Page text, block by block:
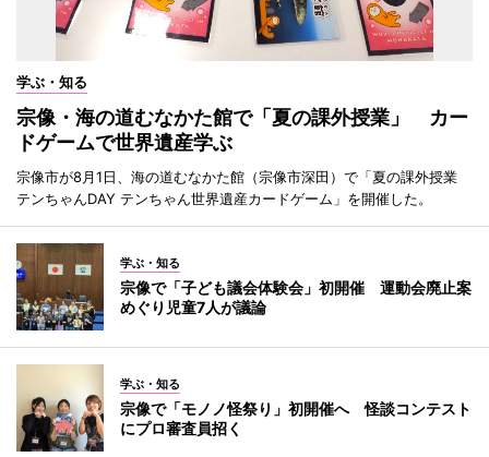
学ぶ・知る
宗像・海の道むなかた館で「夏の課外授業」 カー
ドゲームで世界遺産学ぶ
宗像市が8月1日、海の道むなかた館（宗像市深田）で「夏の課外授業
テンちゃんDAY テンちゃん世界遺産カードゲーム」を開催した。
学ぶ・知る
宗像で「子ども議会体験会」初開催 運動会廃止案
めぐり児童7人が議論
学ぶ・知る
宗像で「モノノ怪祭り」初開催へ 怪談コンテスト
にプロ審査員招く